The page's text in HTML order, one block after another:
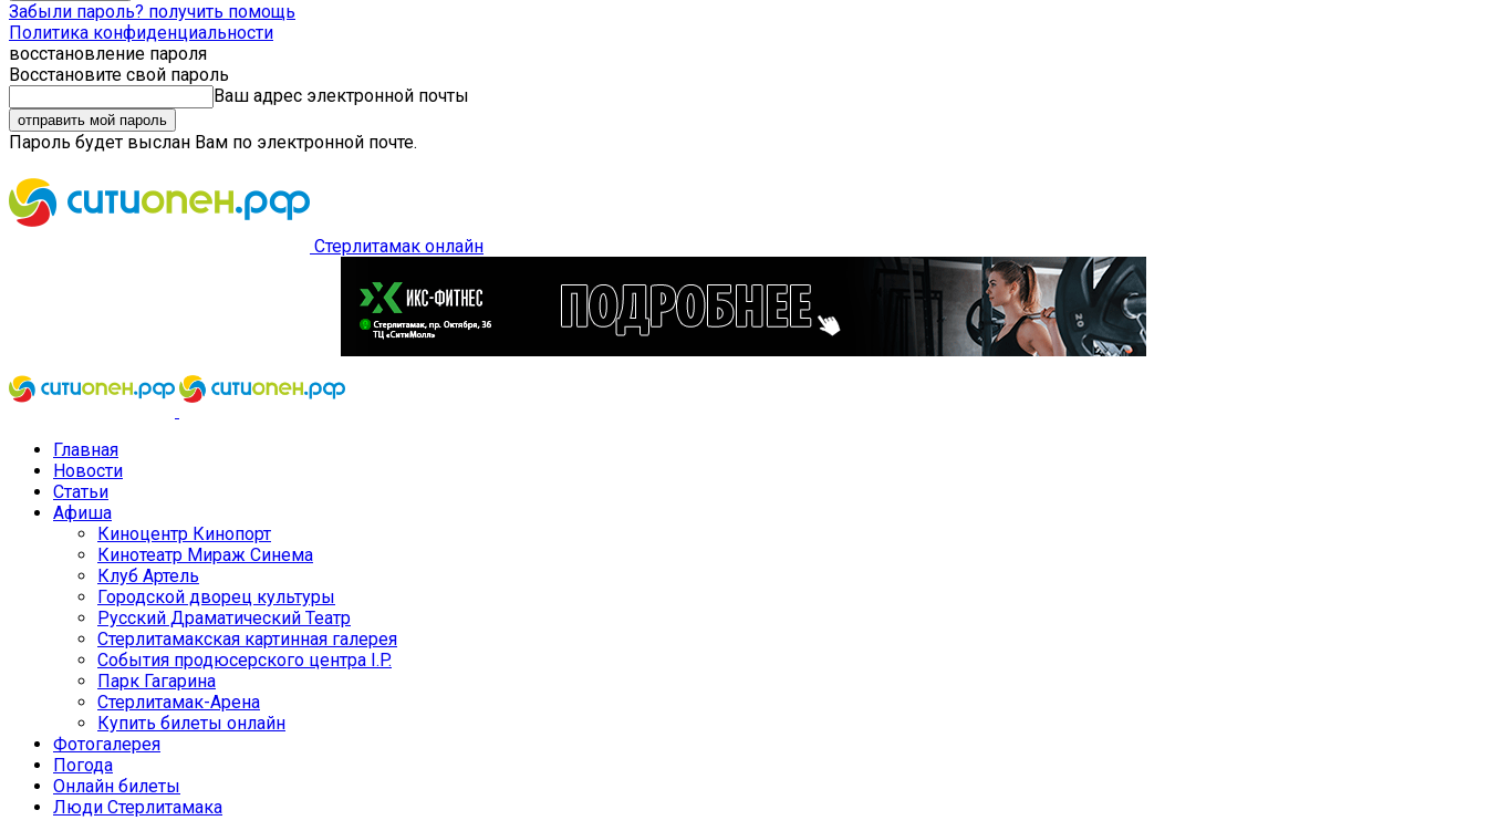
Забыли пароль? получить помощь
Политика конфиденциальности
восстановление пароля
Восстановите свой пароль
Ваш адрес электронной почты
Пароль будет выслан Вам по электронной почте.
Стерлитамак онлайн
Главная
Новости
Статьи
Афиша
Киноцентр Кинопорт
Кинотеатр Мираж Синема
Клуб Артель
Городской дворец культуры
Русский Драматический Театр
Стерлитамакская картинная галерея
События продюсерского центра I.P.
Парк Гагарина
Стерлитамак-Арена
Купить билеты онлайн
Фотогалерея
Погода
Онлайн билеты
Люди Стерлитамака